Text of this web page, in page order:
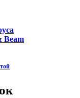
Beam